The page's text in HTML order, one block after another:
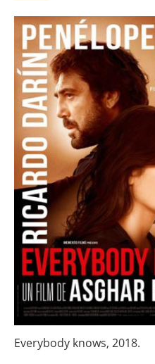
Image
Everybody knows, 2018.